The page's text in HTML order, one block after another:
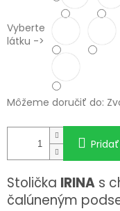
Vyberte
látku ->
Môžeme doručiť do:
Stolička IRINA s
čalúneným